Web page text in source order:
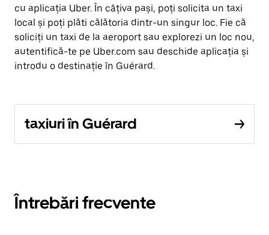
cu aplicația Uber. În câțiva pași, poți solicita un taxi
local și poți plăti călătoria dintr-un singur loc. Fie că
soliciți un taxi de la aeroport sau explorezi un loc nou,
autentifică-te pe Uber.com sau deschide aplicația și
introdu o destinație în Guérard.
taxiuri în Guérard
Întrebări frecvente